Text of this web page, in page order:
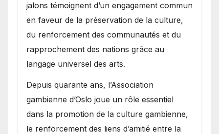
jalons témoignent d’un engagement commun
en faveur de la préservation de la culture,
du renforcement des communautés et du
rapprochement des nations grâce au
langage universel des arts.
​Depuis quarante ans, l’Association
gambienne d’Oslo joue un rôle essentiel
dans la promotion de la culture gambienne,
le renforcement des liens d’amitié entre la